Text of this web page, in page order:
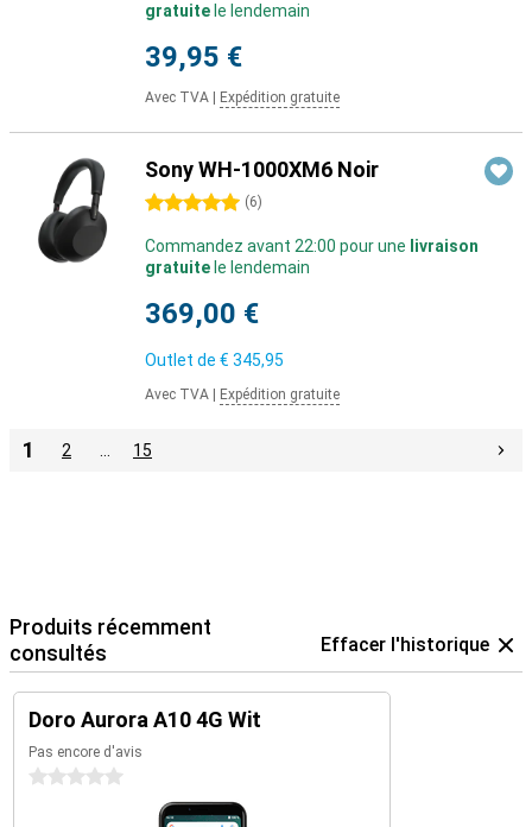
gratuite le lendemain
39,95 €
Avec TVA Expédition gratuite
Sony WH-1000XM6 Noir
5 étoiles (6)
Commandez avant 22:00 pour une livraison
gratuite le lendemain
369,00 €
Outlet de € 345,95
Avec TVA Expédition gratuite
1 2 15
Produits récemment
consultés
Effacer l'historique
Doro Aurora A10 4G Wit
Pas encore d'avis
0 étoiles